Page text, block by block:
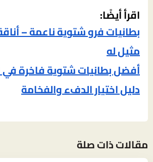
اقرأ أيضًا:
بطانيات فرو شتوية ناعمة –
مثيل له
أفضل بطانيات شتوية فاخرة
دليل اختيار الدفء والفخامة
مقالات ذات صلة